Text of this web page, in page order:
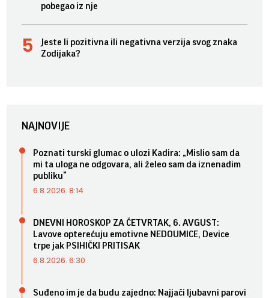
pobegao iz nje
Jeste li pozitivna ili negativna verzija svog znaka
Zodijaka?
NAJNOVIJE
Poznati turski glumac o ulozi Kadira: „Mislio sam da
mi ta uloga ne odgovara, ali želeo sam da iznenadim
publiku“
6.8.2026. 8:14
DNEVNI HOROSKOP ZA ČETVRTAK, 6. AVGUST:
Lavove opterećuju emotivne NEDOUMICE, Device
trpe jak PSIHIČKI PRITISAK
6.8.2026. 6:30
Suđeno im je da budu zajedno: Najjači ljubavni parovi